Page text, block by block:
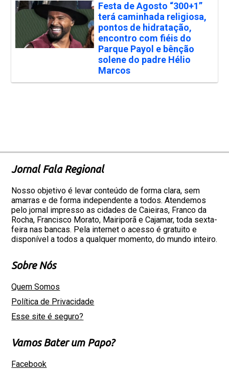
Festa de Agosto “300+1”
terá caminhada religiosa,
pontos de hidratação,
encontro com fiéis do
Parque Payol e bênção
solene do padre Hélio
Marcos
Jornal Fala Regional
Nosso objetivo é levar conteúdo de forma clara, sem
amarras e de forma independente a todos. Atendemos
pelo jornal impresso as cidades de Caieiras, Franco da
Rocha, Francisco Morato, Mairiporã e Cajamar, toda sexta-
feira nas bancas. Pela internet o acesso é gratuito e
disponível a todos a qualquer momento, do mundo inteiro.
Sobre Nós
Quem Somos
Política de Privacidade
Esse site é seguro?
Vamos Bater um Papo?
Facebook